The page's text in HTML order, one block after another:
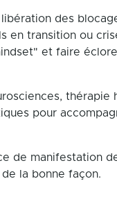
des
en transition ou
et faire
pour
de manifestation
la bonne façon.